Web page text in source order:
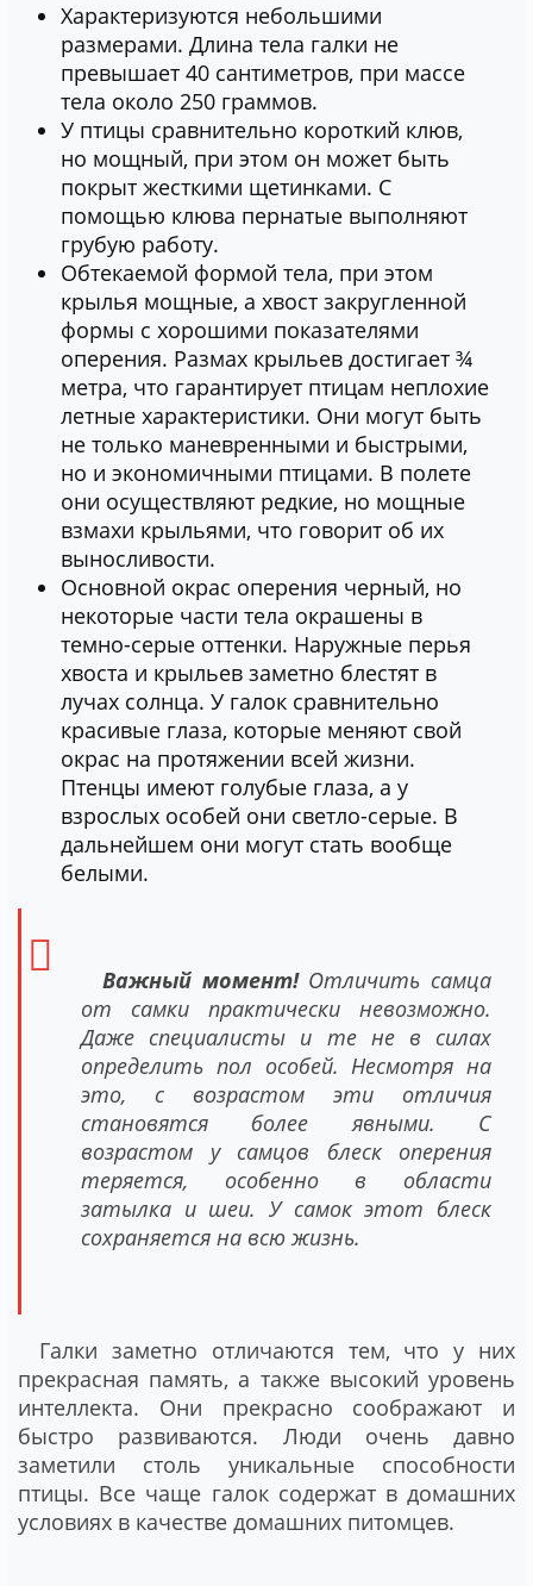
Характеризуются небольшими
размерами. Длина тела галки не
превышает 40 сантиметров, при массе
тела около 250 граммов.
У птицы сравнительно короткий клюв,
но мощный, при этом он может быть
покрыт жесткими щетинками. С
помощью клюва пернатые выполняют
грубую работу.
Обтекаемой формой тела, при этом
крылья мощные, а хвост закругленной
формы с хорошими показателями
оперения. Размах крыльев достигает ¾
метра, что гарантирует птицам неплохие
летные характеристики. Они могут быть
не только маневренными и быстрыми,
но и экономичными птицами. В полете
они осуществляют редкие, но мощные
взмахи крыльями, что говорит об их
выносливости.
Основной окрас оперения черный, но
некоторые части тела окрашены в
темно-серые оттенки. Наружные перья
хвоста и крыльев заметно блестят в
лучах солнца. У галок сравнительно
красивые глаза, которые меняют свой
окрас на протяжении всей жизни.
Птенцы имеют голубые глаза, а у
взрослых особей они светло-серые. В
дальнейшем они могут стать вообще
белыми.
Важный момент!Отличить самца
от самки практически невозможно.
Даже специалисты и те не в силах
определить пол особей. Несмотря на
это, с возрастом эти отличия
становятся более явными. С
возрастом у самцов блеск оперения
теряется, особенно в области
затылка и шеи. У самок этот блеск
сохраняется на всю жизнь.
Галки заметно отличаются тем, что у них
прекрасная память, а также высокий уровень
интеллекта. Они прекрасно соображают и
быстро развиваются. Люди очень давно
заметили столь уникальные способности
птицы. Все чаще галок содержат в домашних
условиях в качестве домашних питомцев.